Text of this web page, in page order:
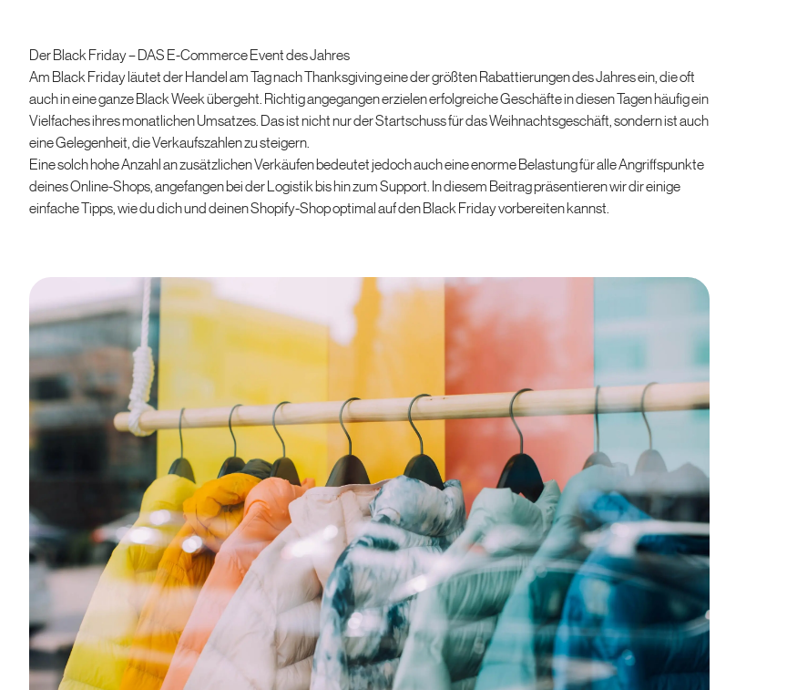
Der Black Friday – DAS E-Commerce Event des Jahres
Am Black Friday läutet der Handel am Tag nach Thanksgiving eine der größten Rabattierungen des Jahres ein, die oft
auch in eine ganze Black Week übergeht. Richtig angegangen erzielen erfolgreiche Geschäfte in diesen Tagen häufig ein
Vielfaches ihres monatlichen Umsatzes. Das ist nicht nur der Startschuss für das Weihnachtsgeschäft, sondern ist auch
eine Gelegenheit, die Verkaufszahlen zu steigern.
Eine solch hohe Anzahl an zusätzlichen Verkäufen bedeutet jedoch auch eine enorme Belastung für alle Angriffspunkte
deines Online-Shops, angefangen bei der Logistik bis hin zum Support. In diesem Beitrag präsentieren wir dir einige
einfache Tipps, wie du dich und deinen Shopify-Shop optimal auf den Black Friday vorbereiten kannst.